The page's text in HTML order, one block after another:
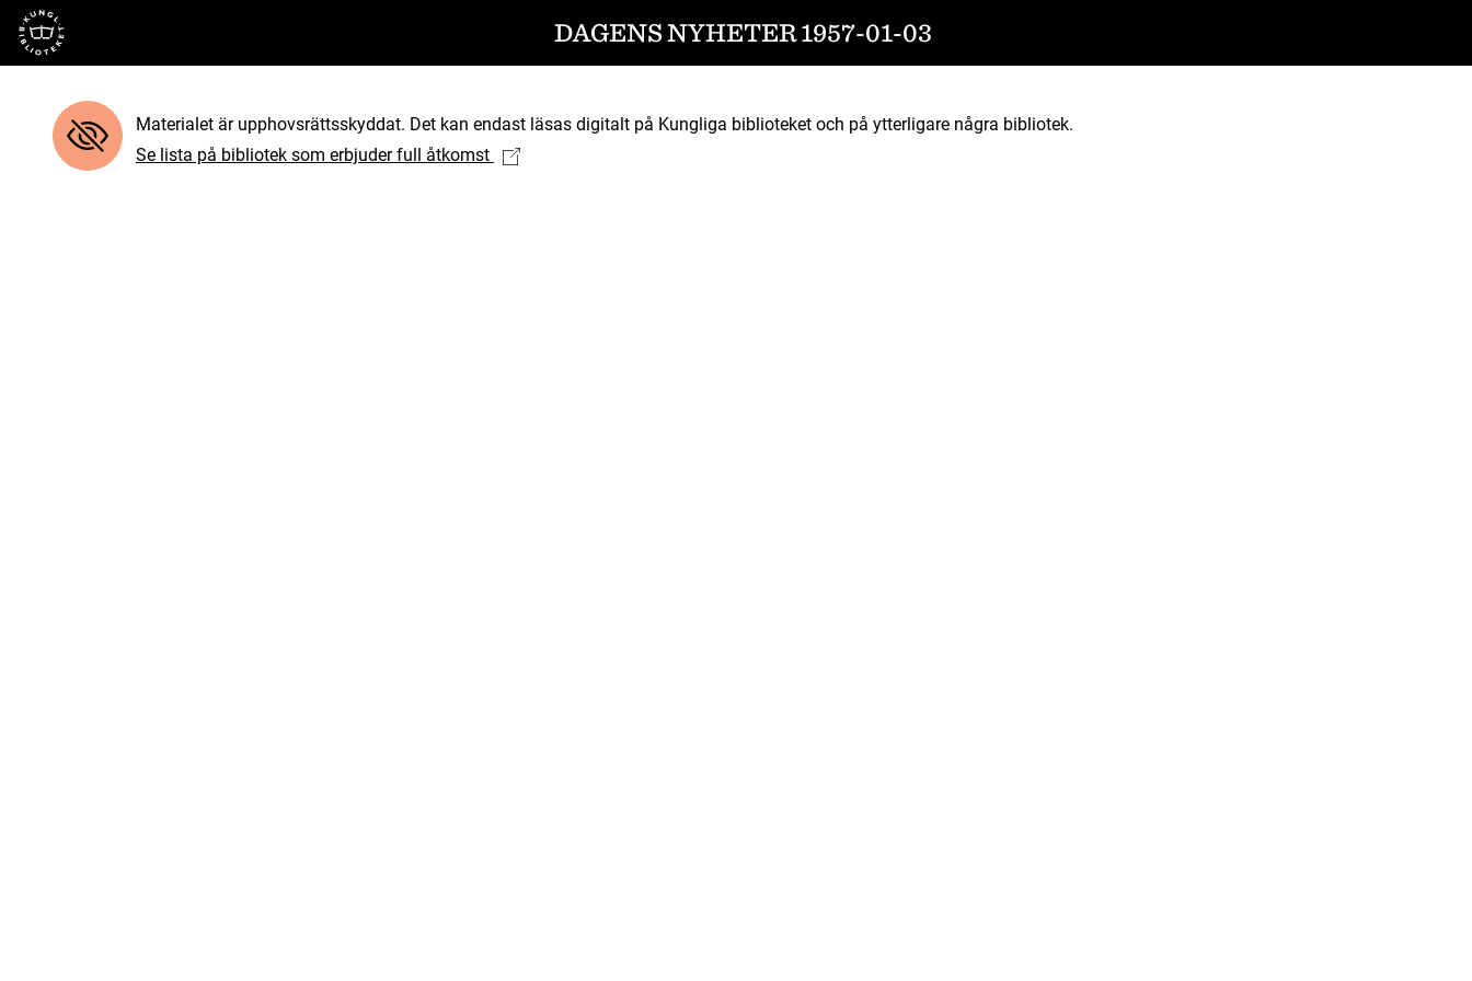
Till startsidan DAGENS NYHETER 1957-01-03
Materialet är upphovsrättsskyddat. Det kan endast läsas digitalt på Kungliga biblioteket och på ytterligare några bibliotek.
Se lista på bibliotek som erbjuder full åtkomst